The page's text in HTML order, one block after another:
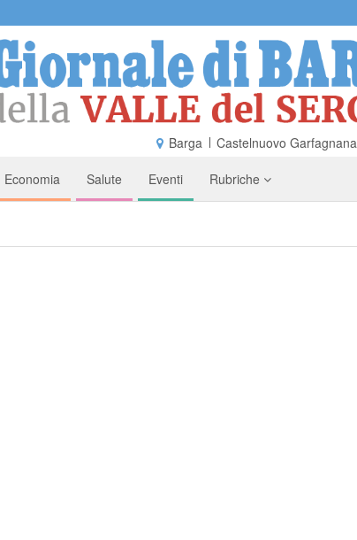
Barga Castelnuovo Garfagnana
Economia Salute Eventi Rubriche